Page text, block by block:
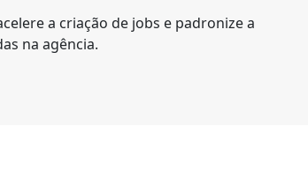
a criação de jobs e padronize a
na agência.